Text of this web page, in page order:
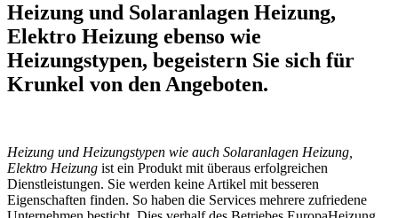
Heizung und Solaranlagen Heizung,
Elektro Heizung ebenso wie
Heizungstypen, begeistern Sie sich für
Krunkel von den Angeboten.
Heizung und Heizungstypen wie auch Solaranlagen Heizung,
Elektro Heizung ist ein Produkt mit überaus erfolgreichen
Dienstleistungen. Sie werden keine Artikel mit besseren
Eigenschaften finden. So haben die Services mehrere zufriedene